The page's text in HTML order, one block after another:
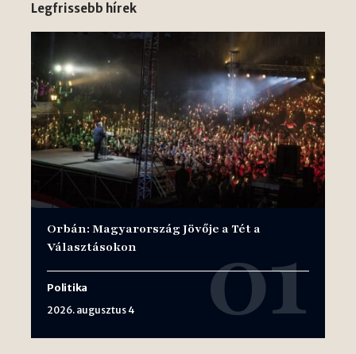
Legfrissebb hírek
Orbán: Magyarország Jövője a Tét a
Választásokon
Politika
2026. augusztus 4